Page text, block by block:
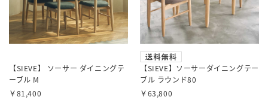
【SIEVE】 ソーサー ダイニングテ
ーブル M
￥81,400
【SIEVE】ソーサーダイニングテー
ブル ラウンド80
￥63,800